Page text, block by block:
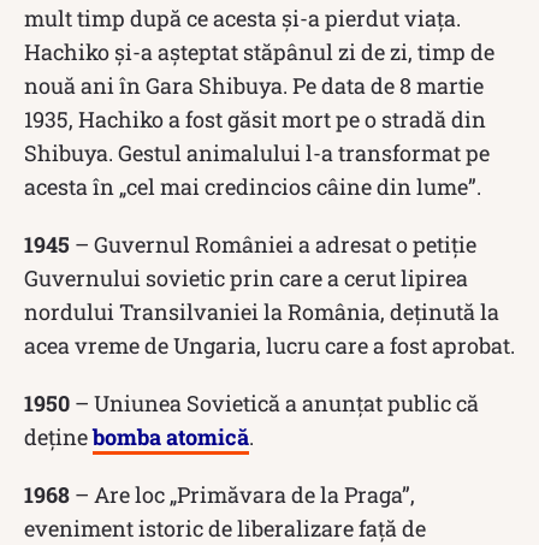
mult timp după ce acesta și-a pierdut viața.
Hachiko și-a așteptat stăpânul zi de zi, timp de
nouă ani în Gara Shibuya. Pe data de 8 martie
1935, Hachiko a fost găsit mort pe o stradă din
Shibuya. Gestul animalului l-a transformat pe
acesta în „cel mai credincios câine din lume”.
1945 – Guvernul României a adresat o petiție
Guvernului sovietic prin care a cerut lipirea
nordului Transilvaniei la România, deținută la
acea vreme de Ungaria, lucru care a fost aprobat.
1950 – Uniunea Sovietică a anunțat public că
deținebomba atomică.
1968 – Are loc „Primăvara de la Praga”,
eveniment istoric de liberalizare față de